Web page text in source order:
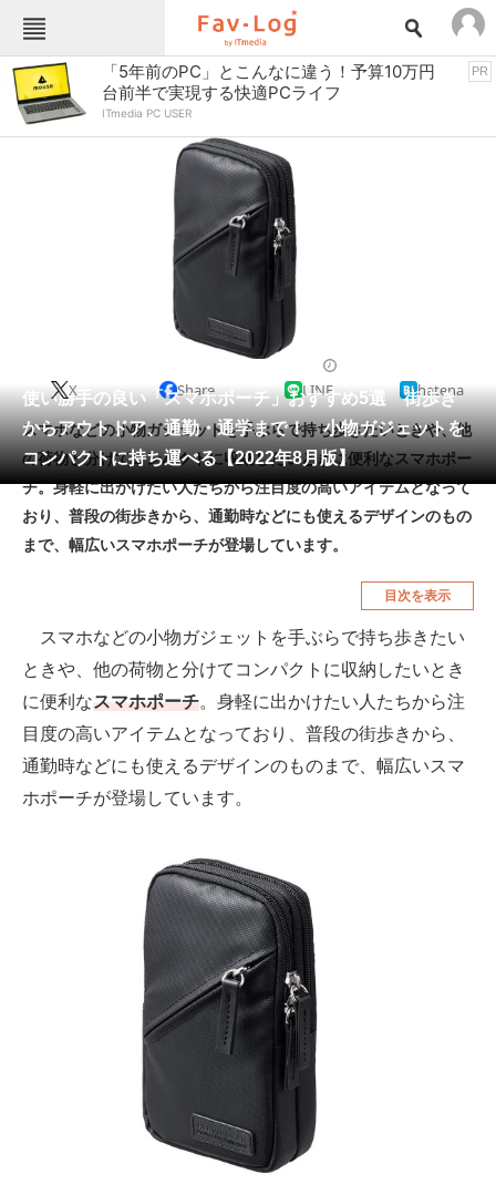
Fav-Logカテゴリー一覧
TOP アウトドア用品
インテリア・収納 おもちゃ・ホビー
キッチン家電
ゲーム
スイーツ・お菓子
ファッション
ペット 家電
工具・DIY 本・DVD・CD
生活家電 生活用品
空調・季節家電 美容・コスメ
メディア
ITの今と未来を見通す
進化するPCとデバイスの未来
好きが集まる 比べて選べる
ビジネスと働き方のヒント
AI活用のいまが分かる
経営リーダーのコミュニティ
「5年前のPC」とこんなに違う！予算10万円
台前半で実現する快適PCライフ
ITmedia PC USER
PR
使い勝手の良い「スマホポーチ」おすすめ5選 街歩き
からアウトドア、通勤・通学まで！ 小物ガジェットを
コンパクトに持ち運べる【2022年8月版】
X Share LINE hatena
スマホなどの小物ガジェットを手ぶらで持ち歩きたいときや、他
の荷物と分けてコンパクトに収納したいときに便利なスマホポー
チ。身軽に出かけたい人たちから注目度の高いアイテムとなって
おり、普段の街歩きから、通勤時などにも使えるデザインのもの
まで、幅広いスマホポーチが登場しています。
目次を表示
スマホなどの小物ガジェットを手ぶらで持ち歩きたい
ときや、他の荷物と分けてコンパクトに収納したいとき
に便利なスマホポーチ。身軽に出かけたい人たちから注
目度の高いアイテムとなっており、普段の街歩きから、
通勤時などにも使えるデザインのものまで、幅広いスマ
ホポーチが登場しています。